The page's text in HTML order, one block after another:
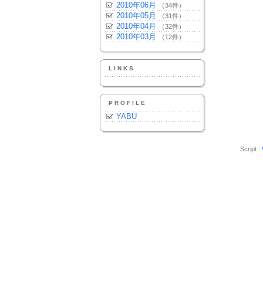
2010年06月 （34件）
2010年05月 （31件）
2010年04月 （32件）
2010年03月 （12件）
LINKS
PROFILE
YABU
Script :